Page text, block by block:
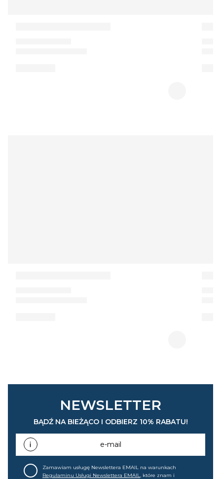
NEWSLETTER
BĄDŹ NA BIEŻĄCO I ODBIERZ 10% RABATU!
e-mail
Zamawiam usługę Newslettera EMAIL na warunkach
Regulaminu Usługi Newslettera EMAIL, które znam i